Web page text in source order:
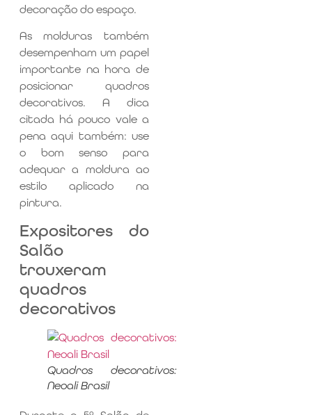
decoração do espaço.
As molduras também
desempenham um papel
importante na hora de
posicionar quadros
decorativos. A dica
citada há pouco vale a
pena aqui também: use
o bom senso para
adequar a moldura ao
estilo aplicado na
pintura.
Expositores do
Salão
trouxeram
quadros
decorativos
Quadros decorativos:
Neoali Brasil